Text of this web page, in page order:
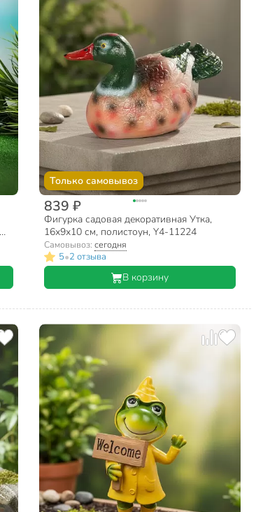
Только самовывоз
839 ₽
Фигурка садовая декоративная Утка,
16х9х10 см, полистоун, Y4-11224
Самовывоз:сегодня
5•2 отзыва
В корзину